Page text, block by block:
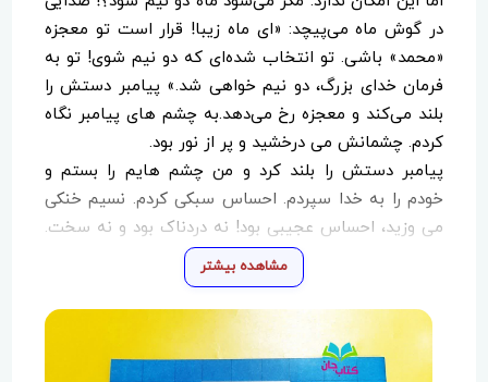
در گوش ماه می‌پیچد: «ای ماه زیبا! قرار است تو معجزه
«محمد» باشی. تو انتخاب شده‌ای که دو نیم شوی! تو به
فرمان خدای بزرگ، دو نیم خواهی شد.» پیامبر دستش را
بلند می‌کند و معجزه رخ می‌دهد.به چشم های پیامبر نگاه
کردم. چشمانش می درخشید و پر از نور بود.
پیامبر دستش را بلند کرد و من چشم هایم را بستم و
خودم را به خدا سپردم. احساس سبکی کردم. نسیم خنکی
می وزید، احساس عجیبی بود! نه دردناک بود و نه سخت.
انگار بر ابرها سوار بودم... آزاد و رها ...
مشاهده بیشتر